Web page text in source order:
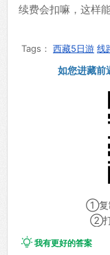
续费会扣嘛，这样
Tags： 西藏5日游 线
如您进藏前
①复
②打
我有更好的答案